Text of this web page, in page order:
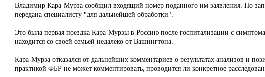
Владимир Кара-Мурза сообщил входящий номер поданного им заявления. По
передана специалисту "для дальнейшей обработки".
Это была первая поездка Кара-Мурзы в Россию после госпитализации с
находится со своей семьей недалеко от Вашингтона.
Кара-Мурза отказался от дальнейших комментариев о результатах анализов и
практикой ФБР не может комментировать, проводится ли конкретное